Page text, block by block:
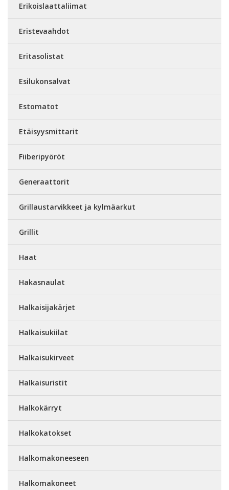
Erikoislaattaliimat
Eristevaahdot
Eritasolistat
Esilukonsalvat
Estomatot
Etäisyysmittarit
Fiiberipyöröt
Generaattorit
Grillaustarvikkeet ja kylmäarkut
Grillit
Haat
Hakasnaulat
Halkaisijakärjet
Halkaisukiilat
Halkaisukirveet
Halkaisuristit
Halkokärryt
Halkokatokset
Halkomakoneeseen
Halkomakoneet